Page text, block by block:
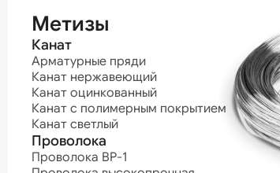
Метизы
Канат
Арматурные пряди
Канат нержавеющий
Канат оцинкованный
Канат с полимерным покрытием
Канат светлый
Проволока
Проволока ВР-1